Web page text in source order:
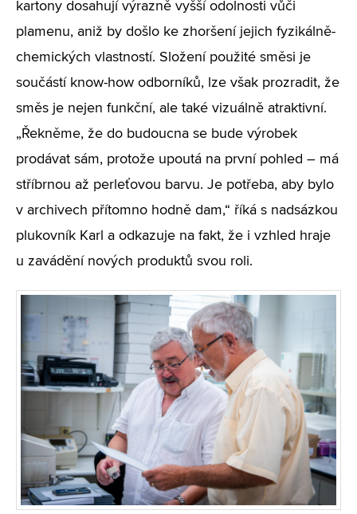
kartony dosahují výrazně vyšší odolnosti vůči
plamenu, aniž by došlo ke zhoršení jejich fyzikálně-
chemických vlastností. Složení použité směsi je
součástí know-how odborníků, lze však prozradit, že
směs je nejen funkční, ale také vizuálně atraktivní.
„Řekněme, že do budoucna se bude výrobek
prodávat sám, protože upoutá na první pohled – má
stříbrnou až perleťovou barvu. Je potřeba, aby bylo
v archivech přítomno hodně dam,“ říká s nadsázkou
plukovník Karl a odkazuje na fakt, že i vzhled hraje
u zavádění nových produktů svou roli.